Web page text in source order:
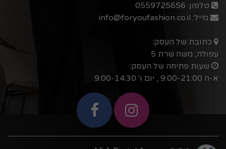
טלפון: 0559725656
מייל: info@foryoufashion.co.il
כתובת של העסק:
עפולה, משה שרת 5
שעות פתיחה של העסק:
א-ה 9:00-21:00 , יום ו' 9:00-14:30